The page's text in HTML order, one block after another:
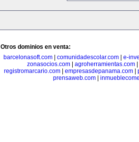
Otros dominios en venta:
barcelonasoft.com
comunidadescolar.com
e-
zonasocios.com
agroherramientas.com
registromarcario.com| empresasdepanama.com|
prensaweb.com